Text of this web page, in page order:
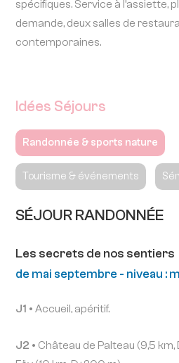
spécifiques. Service à l’assiette,
demande, deux salles de
contemporaines.
Idées Séjours
Randonnée & sports nature
Tourisme & événements
SÉJOUR RANDONNÉE
Les secrets de nos sentiers
de mai septembre - niveau :
J1 • Accueil, apéritif.
J2 • Château de Palteau (9,5 km,